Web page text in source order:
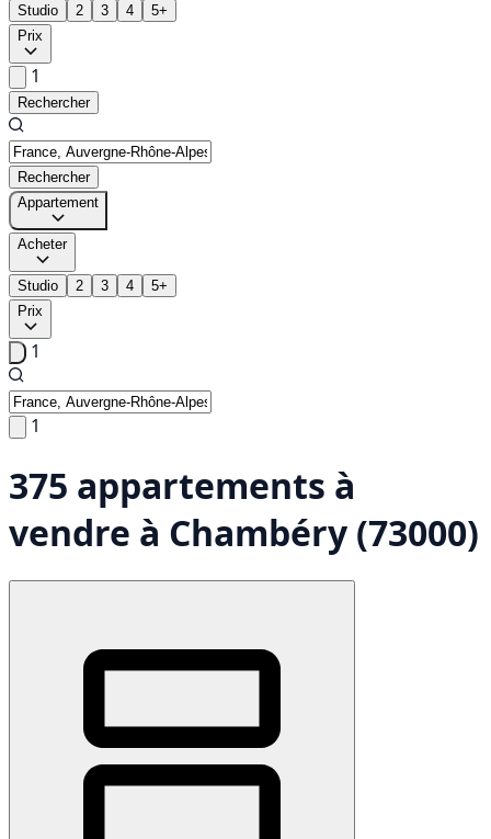
Studio 2 3 4
5+
Prix
1
Rechercher
Rechercher
Appartement
Acheter
Studio 2 3 4
5+
Prix
1
1
375 appartements à
vendre à Chambéry (73000)